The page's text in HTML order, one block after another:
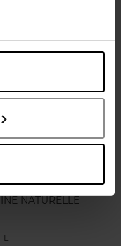
être
NATURELLE